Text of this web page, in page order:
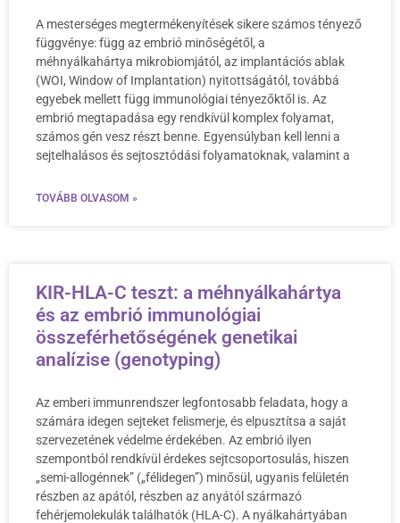
A mesterséges megtermékenyítések sikere számos tényező
függvénye: függ az embrió minőségétől, a
méhnyálkahártya mikrobiomjától, az implantációs ablak
(WOI, Window of Implantation) nyitottságától, továbbá
egyebek mellett függ immunológiai tényezőktől is. Az
embrió megtapadása egy rendkívül komplex folyamat,
számos gén vesz részt benne. Egyensúlyban kell lenni a
sejtelhalásos és sejtosztódási folyamatoknak, valamint a
TOVÁBB OLVASOM »
KIR-HLA-C teszt: a méhnyálkahártya
és az embrió immunológiai
összeférhetőségének genetikai
analízise (genotyping)
Az emberi immunrendszer legfontosabb feladata, hogy a
számára idegen sejteket felismerje, és elpusztítsa a saját
szervezetének védelme érdekében. Az embrió ilyen
szempontból rendkívül érdekes sejtcsoportosulás, hiszen
„semi-allogénnek” („félidegen”) minősül, ugyanis felületén
részben az apától, részben az anyától származó
fehérjemolekulák találhatók (HLA-C). A nyálkahártyában